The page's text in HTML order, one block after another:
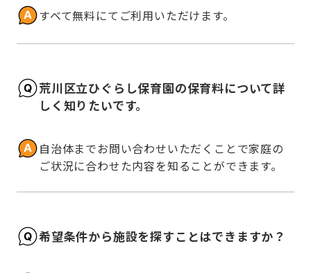
すべて無料にてご利用いただけます。
荒川区立ひぐらし保育園の保育料について詳
しく知りたいです。
自治体までお問い合わせいただくことで家庭の
ご状況に合わせた内容を知ることができます。
希望条件から施設を探すことはできますか？